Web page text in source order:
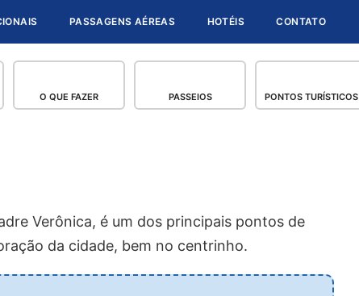
PASSAGENS AÉREAS HOTÉIS CONTATO
O QUE FAZER PASSEIOS PONTOS TURÍSTICOS
Verônica, é um dos principais pontos de
da cidade, bem no centrinho.